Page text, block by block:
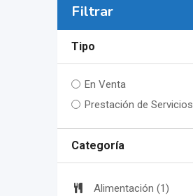
Filtrar
Tipo
En Venta
Prestación de Servicios
Categoría
Alimentación (1)